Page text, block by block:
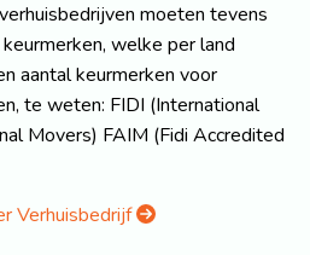
moeten tevens
welke per land
aantal keurmerken voor
te weten: FIDI (International
Movers) FAIM (Fidi Accredited
Verhuisbedrijf